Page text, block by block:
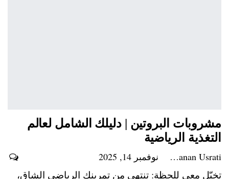
مشروبات البروتين | دليلك الشامل لعالم
التغذية الرياضية
Hanan Usrati نوفمبر 14, 2025
تخيّل معي للحظة: تنتهي من تمرينك الرياضي الشاق،